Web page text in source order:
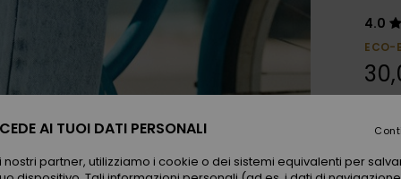
4.0
ECO-
Colori
AI TUOI DATI PERSONALI
partner, utilizziamo i cookie o dei sistemi equivalenti per